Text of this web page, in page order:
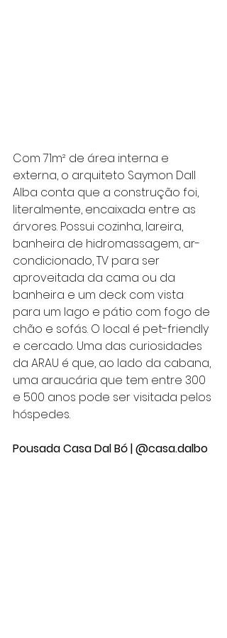
Com 71m² de área interna e
externa, o arquiteto Saymon Dall
Alba conta que a construção foi,
literalmente, encaixada entre as
árvores. Possui cozinha, lareira,
banheira de hidromassagem, ar-
condicionado, TV para ser
aproveitada da cama ou da
banheira e um deck com vista
para um lago e pátio com fogo de
chão e sofás. O local é pet-friendly
e cercado. Uma das curiosidades
da ARAU é que, ao lado da cabana,
uma araucária que tem entre 300
e 500 anos pode ser visitada pelos
hóspedes.
Pousada Casa Dal Bó | @casa.dalbo